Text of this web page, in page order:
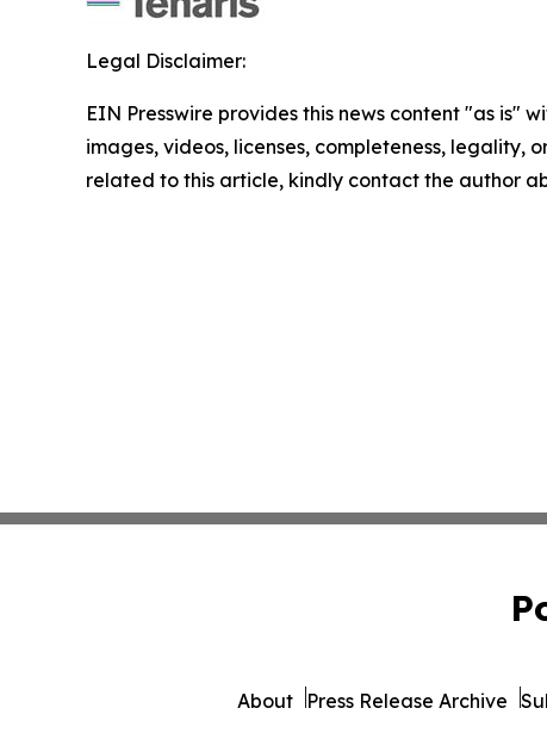
Legal Disclaimer:
EIN Presswire provides this news content "as
images, videos, licenses, completeness,
related to this article, kindly contact the author
About Press Release Archive